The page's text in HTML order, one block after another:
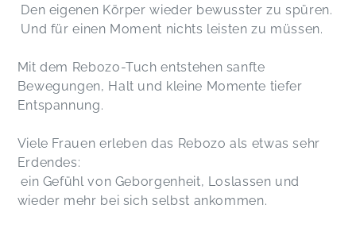
Den eigenen Körper wieder bewusster zu spüren.
Und für einen Moment nichts leisten zu müssen.
Mit dem Rebozo-Tuch entstehen sanfte
Bewegungen, Halt und kleine Momente tiefer
Entspannung.
Viele Frauen erleben das Rebozo als etwas sehr
Erdendes:
ein Gefühl von Geborgenheit, Loslassen und
wieder mehr bei sich selbst ankommen.